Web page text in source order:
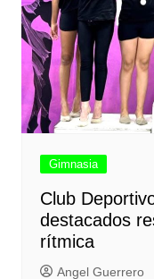
Gimnasia
Club
destacados
rítmica
Angel Guerrero